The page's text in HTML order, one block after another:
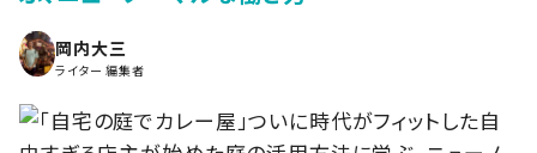
岡内大三
ライター 編集者